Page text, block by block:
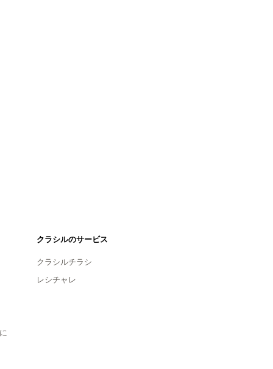
クラシルのサービス
クラシルチラシ
レシチャレ